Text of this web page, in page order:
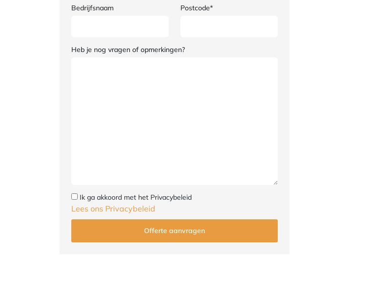
Bedrijfsnaam Postcode*
Heb je nog vragen of opmerkingen?
Ik ga akkoord met het Privacybeleid
Lees ons Privacybeleid